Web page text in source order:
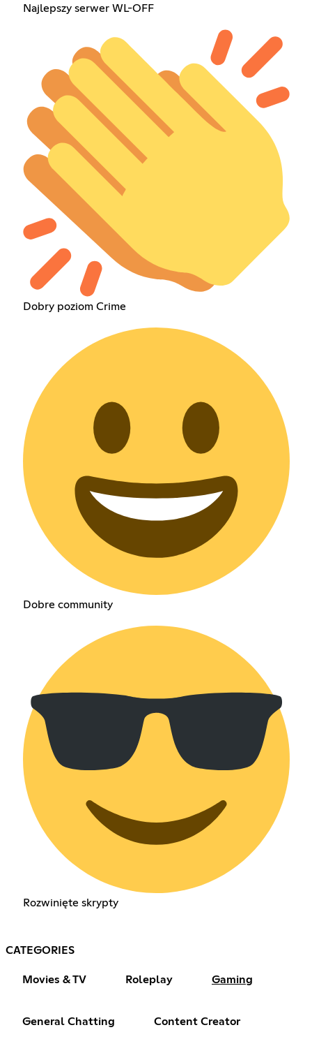
Najlepszy serwer WL-OFF
Dobry poziom Crime
Dobre community
Rozwinięte skrypty
CATEGORIES
Movies & TV Roleplay Gaming
General Chatting Content Creator